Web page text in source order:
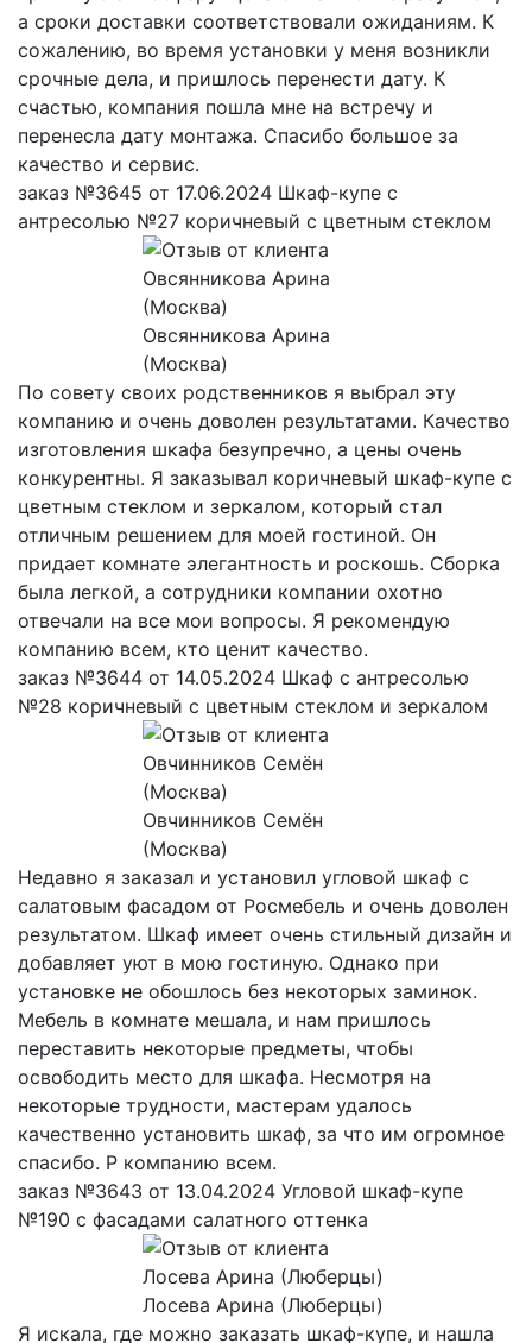
а сроки доставки соответствовали ожиданиям. К
сожалению, во время установки у меня возникли
срочные дела, и пришлось перенести дату. К
счастью, компания пошла мне на встречу и
перенесла дату монтажа. Спасибо большое за
качество и сервис.
заказ №3645 от 17.06.2024 Шкаф-купе с
антресолью №27 коричневый с цветным стеклом
Овсянникова Арина
(Москва)
По совету своих родственников я выбрал эту
компанию и очень доволен результатами. Качество
изготовления шкафа безупречно, а цены очень
конкурентны. Я заказывал коричневый шкаф-купе с
цветным стеклом и зеркалом, который стал
отличным решением для моей гостиной. Он
придает комнате элегантность и роскошь. Сборка
была легкой, а сотрудники компании охотно
отвечали на все мои вопросы. Я рекомендую
компанию всем, кто ценит качество.
заказ №3644 от 14.05.2024 Шкаф с антресолью
№28 коричневый с цветным стеклом и зеркалом
Овчинников Семён
(Москва)
Недавно я заказал и установил угловой шкаф с
салатовым фасадом от Росмебель и очень доволен
результатом. Шкаф имеет очень стильный дизайн и
добавляет уют в мою гостиную. Однако при
установке не обошлось без некоторых заминок.
Мебель в комнате мешала, и нам пришлось
переставить некоторые предметы, чтобы
освободить место для шкафа. Несмотря на
некоторые трудности, мастерам удалось
качественно установить шкаф, за что им огромное
спасибо. Р компанию всем.
заказ №3643 от 13.04.2024 Угловой шкаф-купе
№190 с фасадами салатного оттенка
Лосева Арина (Люберцы)
Я искала, где можно заказать шкаф-купе, и нашла